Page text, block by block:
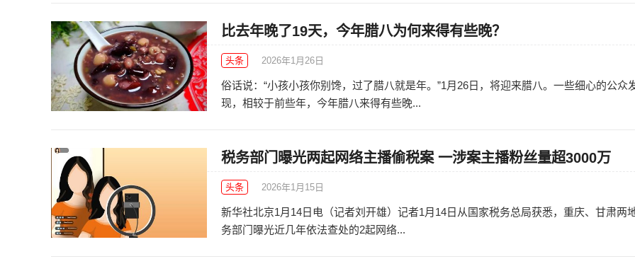
比去年晚了19天，今年腊八为何来得有些晚？
头条 2026年1月26日
俗话说：“小孩小孩你别馋，过了腊八就是年。”1月26日，将迎来腊八。一些细心的公众
现，相较于前些年，今年腊八来得有些晚...
税务部门曝光两起网络主播偷税案 一涉案主播粉丝量超3000万
头条 2026年1月15日
新华社北京1月14日电（记者刘开雄）记者1月14日从国家税务总局获悉，重庆、甘肃两
务部门曝光近几年依法查处的2起网络...